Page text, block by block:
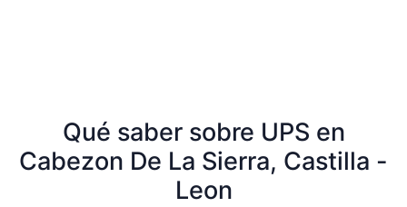
Qué saber sobre UPS en
Cabezon De La Sierra, Castilla -
Leon